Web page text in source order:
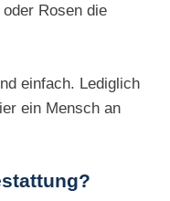
Rosen die
einfach. Lediglich
ein Mensch an